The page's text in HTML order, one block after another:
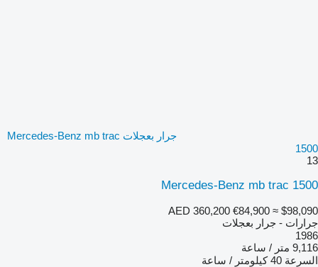
جرار بعجلات Mercedes-Benz mb trac
1500
13
Mercedes-Benz mb trac 1500
AED 360,200 €84,900 ≈ $98,090
جرارات - جرار بعجلات
1986
9,116 متر / ساعة
السرعة 40 كيلومتر / ساعة